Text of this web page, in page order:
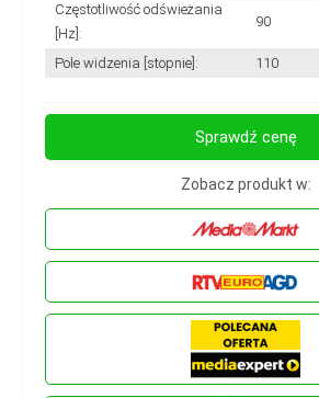
Częstotliwość odświeżania
[Hz]:
90
Pole widzenia [stopnie]: 110
Sprawdź cenę
Zobacz produkt w: